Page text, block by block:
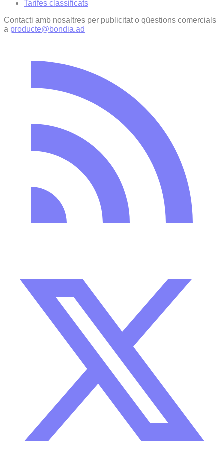
Tarifes classificats
Contacti amb nosaltres per publicitat o qüestions comercials
a producte@bondia.ad